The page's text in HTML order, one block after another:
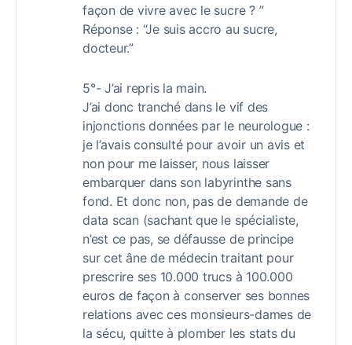
façon de vivre avec le sucre ? ”
Réponse : “Je suis accro au sucre,
docteur.”
5°- J’ai repris la main.
J’ai donc tranché dans le vif des
injonctions données par le neurologue :
je l’avais consulté pour avoir un avis et
non pour me laisser, nous laisser
embarquer dans son labyrinthe sans
fond. Et donc non, pas de demande de
data scan (sachant que le spécialiste,
n’est ce pas, se défausse de principe
sur cet âne de médecin traitant pour
prescrire ses 10.000 trucs à 100.000
euros de façon à conserver ses bonnes
relations avec ces monsieurs-dames de
la sécu, quitte à plomber les stats du